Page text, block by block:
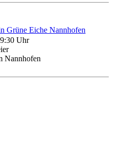
Grüne Eiche Nannhofen
Uhr
Nannhofen